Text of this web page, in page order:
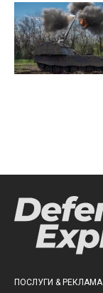
ПОСЛУГИ & РЕКЛАМА